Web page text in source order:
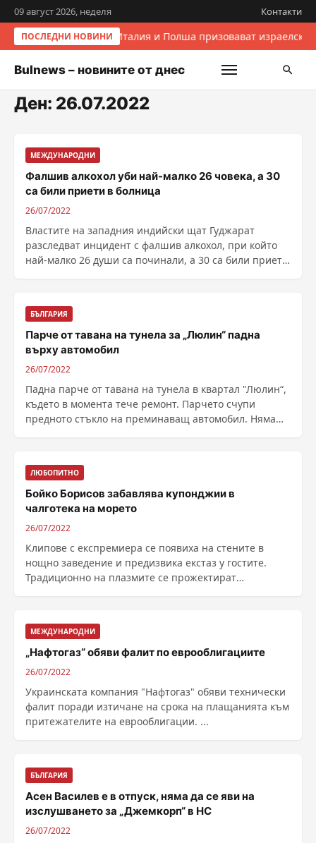
09 август 2026, неделя Контакти
ПОСЛЕДНИ НОВИНИ Италия и Полша призовават
Bulnews – новините от днес
Ден: 26.07.2022
МЕЖДУНАРОДНИ
Фалшив алкохол уби най-малко 26 човека, а 30
са били приети в болница
26/07/2022
Властите на западния индийски щат Гуджарат
разследват инцидент с фалшив алкохол, при който
най-малко 26 души са починали, а 30 са били приети
БЪЛГАРИЯ
Парче от тавана на тунела за „Люлин“ падна
върху автомобил
26/07/2022
Падна парче от тавана на тунела в квартал "Люлин“,
където в момента тече ремонт. Парчето счупи
предното стъкло на преминаващ автомобил. Няма
ЛЮБОПИТНО
Бойко Борисов забавлява купонджии в
чалготека на морето
26/07/2022
Клипове с експремиера се появиха на стените в
нощно заведение и предизвика екстаз у гостите.
Традиционно на плазмите се прожектират
МЕЖДУНАРОДНИ
„Нафтогаз“ обяви фалит по еврооблигациите
26/07/2022
Украинската компания "Нафтогаз" обяви технически
фалит поради изтичане на срока на плащанията към
притежателите на еврооблигации. ...
БЪЛГАРИЯ
Асен Василев е в отпуск, няма да се яви на
изслушването за „Джемкорп“ в НС
26/07/2022